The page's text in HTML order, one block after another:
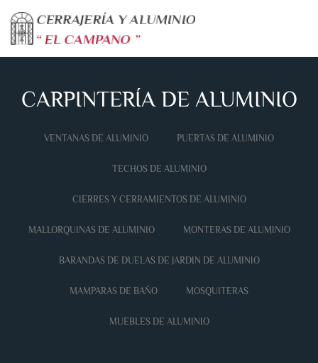
Skip to main content
CARPINTERÍA DE ALUMINIO
VENTANAS DE ALUMINIO PUERTAS DE ALUMINIO
TECHOS DE ALUMINIO
CIERRES Y CERRAMIENTOS DE ALUMINIO
MALLORQUINAS DE ALUMINIO MONTERAS DE ALUMINIO
BARANDAS DE DUELAS DE JARDIN DE ALUMINIO
MAMPARAS DE BAÑO MOSQUITERAS
MUEBLES DE ALUMINIO